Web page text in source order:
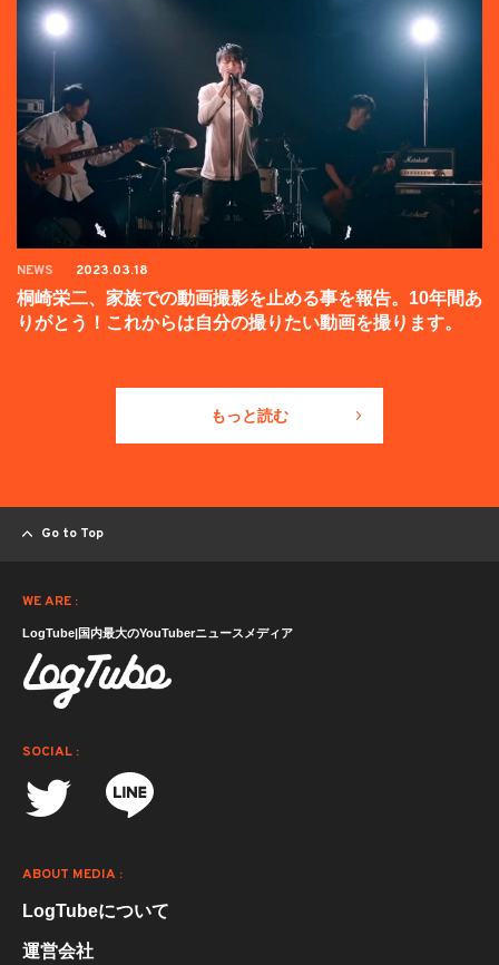
NEWS 2023.03.18
桐崎栄二、家族での動画撮影を止める事を報告。10年間あ
りがとう！これからは自分の撮りたい動画を撮ります。
もっと読む
Go to Top
WE ARE :
LogTube|国内最大のYouTuberニュースメディア
SOCIAL :
ABOUT MEDIA :
LogTubeについて
運営会社